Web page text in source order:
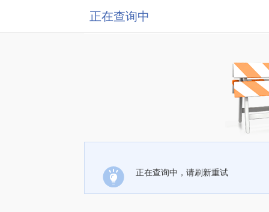
正在查询中
正在查询中，请刷新重试